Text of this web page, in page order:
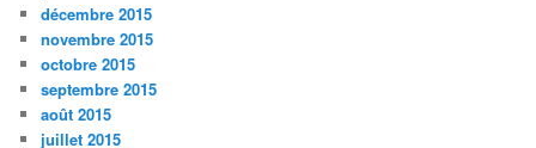
décembre 2015
novembre 2015
octobre 2015
septembre 2015
août 2015
juillet 2015